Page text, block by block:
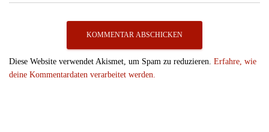
Diese Website verwendet Akismet, um Spam zu reduzieren. Erfahre, wie
deine Kommentardaten verarbeitet werden.